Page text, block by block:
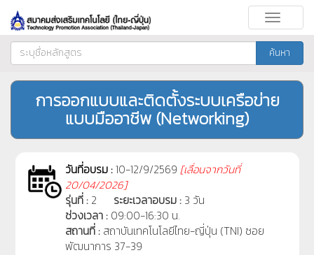
Toggle
ค้นหา
การออกแบบและติดตั้งระบบเครือข่าย
แบบมืออาชีพ (Networking)
วันที่อบรม :10-12/9/2569 [เลื่อนจากวันที่
20/04/2026]
รุ่นที่ : 2 ระยะเวลาอบรม : 3 วัน
ช่วงเวลา : 09:00-16:30 น.
สถานที่ : สถาบันเทคโนโลยีไทย-ญี่ปุ่น (TNI) ซอย
พัฒนาการ 37-39